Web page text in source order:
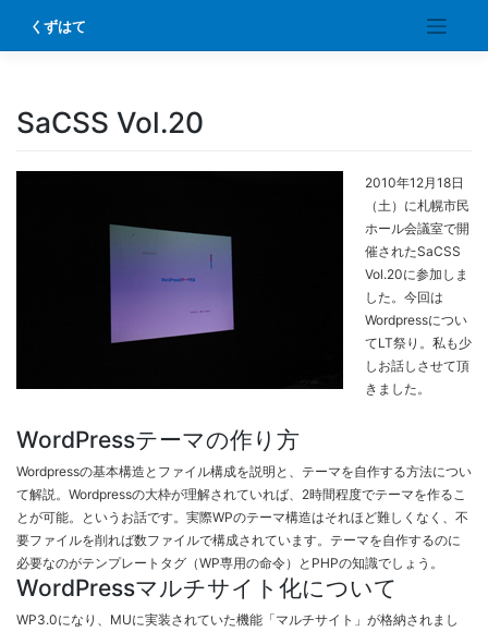
content
くずはて
SaCSS Vol.20
2010年12月18日
（土）に札幌市民
ホール会議室で開
催されたSaCSS
Vol.20に参加しま
した。今回は
Wordpressについ
てLT祭り。私も少
しお話しさせて頂
きました。
WordPressテーマの作り方
Wordpressの基本構造とファイル構成を説明と、テーマを自作する方法につい
て解説。Wordpressの大枠が理解されていれば、2時間程度でテーマを作るこ
とが可能。というお話です。実際WPのテーマ構造はそれほど難しくなく、不
要ファイルを削れば数ファイルで構成されています。テーマを自作するのに
必要なのがテンプレートタグ（WP専用の命令）とPHPの知識でしょう。
WordPressマルチサイト化について
WP3.0になり、MUに実装されていた機能「マルチサイト」が格納されまし